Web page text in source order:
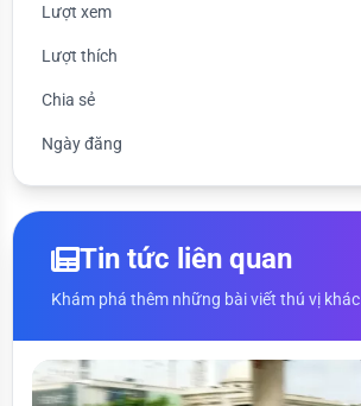
Lượt xem
Lượt thích
Chia sẻ
Ngày đăng
Tin tức liên quan
Khám phá thêm những bài viết thú vị khác